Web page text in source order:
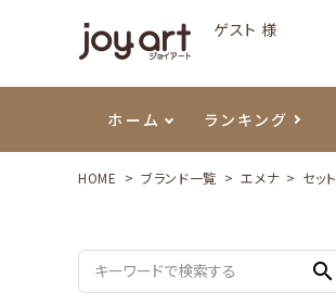
ゲスト 様
ホーム ランキング
モアノ
ウェービージェル
ネイルケア用品
メタルパーツ
HOME ブランド一覧 エメナ セット
search